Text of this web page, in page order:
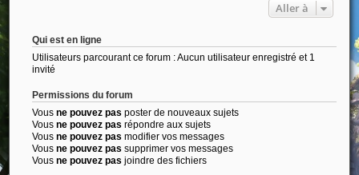
Aller à
Qui est en ligne
Utilisateurs parcourant ce forum : Aucun utilisateur enregistré et 1
invité
Permissions du forum
Vous ne pouvez pas poster de nouveaux sujets
Vous ne pouvez pas répondre aux sujets
Vous ne pouvez pas modifier vos messages
Vous ne pouvez pas supprimer vos messages
Vous ne pouvez pas joindre des fichiers